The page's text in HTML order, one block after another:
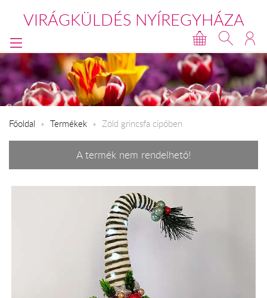
VIRÁGKÜLDÉS NYÍREGYHÁZA
Főoldal Termékek Zöld grincsfa cipőben
A termék nem rendelhető!